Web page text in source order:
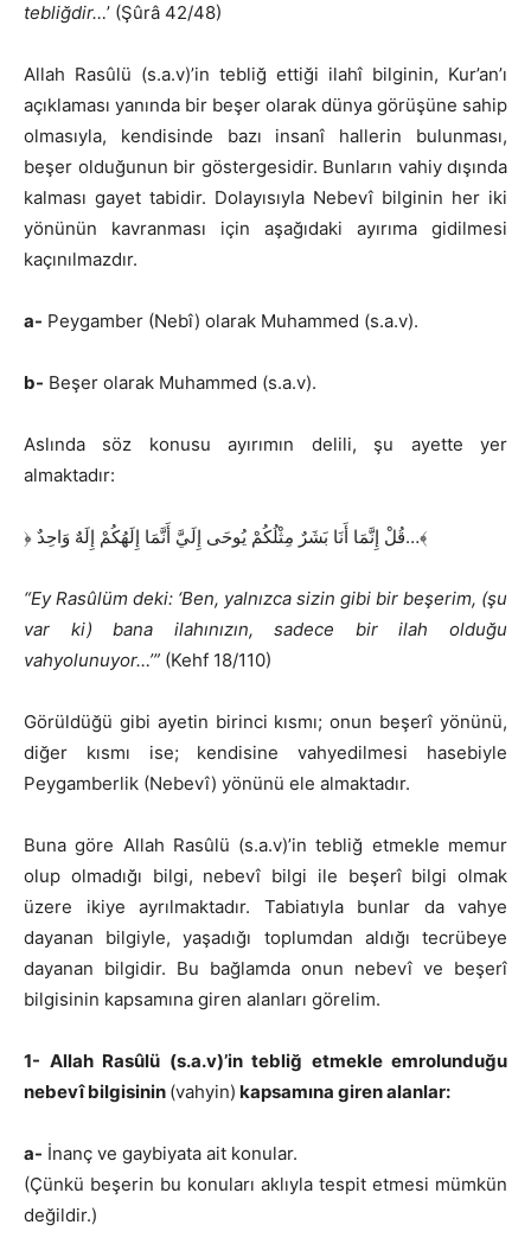
tebliğdir…’ (Şûrâ 42/48)
Allah Rasûlü (s.a.v)’in tebliğ ettiği ilahî bilginin, Kur’an’ı
açıklaması yanında bir beşer olarak dünya görüşüne sahip
olmasıyla, kendisinde bazı insanî hallerin bulunması,
beşer olduğunun bir göstergesidir. Bunların vahiy dışında
kalması gayet tabidir. Dolayısıyla Nebevî bilginin her iki
yönünün kavranması için aşağıdaki ayırıma gidilmesi
kaçınılmazdır.
a- Peygamber (Nebî) olarak Muhammed (s.a.v).
b- Beşer olarak Muhammed (s.a.v).
Aslında söz konusu ayırımın delili, şu ayette yer
almaktadır:
﴿ قُلْ إِنَّمَا أَنَا بَشَرٌ مِثْلُكُمْ يُوحَى إِلَيَّ أَنَّمَا إِلَهُكُمْ إِلَهٌ وَاحِدٌ…﴾
“Ey Rasûlüm deki: ‘Ben, yalnızca sizin gibi bir beşerim, (şu
var ki) bana ilahınızın, sadece bir ilah olduğu
vahyolunuyor…’” (Kehf 18/110)
Görüldüğü gibi ayetin birinci kısmı; onun beşerî yönünü,
diğer kısmı ise; kendisine vahyedilmesi hasebiyle
Peygamberlik (Nebevî) yönünü ele almaktadır.
Buna göre Allah Rasûlü (s.a.v)’in tebliğ etmekle memur
olup olmadığı bilgi, nebevî bilgi ile beşerî bilgi olmak
üzere ikiye ayrılmaktadır. Tabiatıyla bunlar da vahye
dayanan bilgiyle, yaşadığı toplumdan aldığı tecrübeye
dayanan bilgidir. Bu bağlamda onun nebevî ve beşerî
bilgisinin kapsamına giren alanları görelim.
1- Allah Rasûlü (s.a.v)’in tebliğ etmekle emrolunduğu
nebevî bilgisinin (vahyin) kapsamına giren alanlar:
a- İnanç ve gaybiyata ait konular.
(Çünkü beşerin bu konuları aklıyla tespit etmesi mümkün
değildir.)